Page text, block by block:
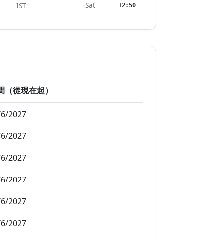
IST Sat 12:50
（從現在起）
2027
2027
2027
2027
2027
2027